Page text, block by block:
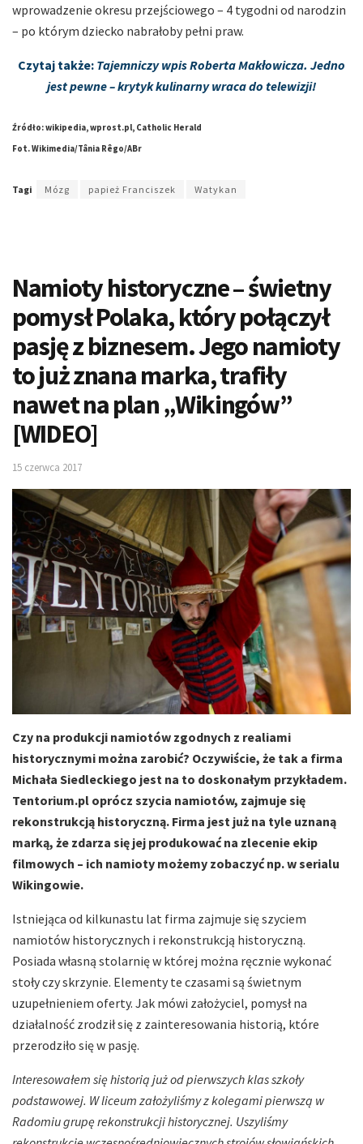
wprowadzenie okresu przejściowego – 4 tygodni od narodzin
– po którym dziecko nabrałoby pełni praw.
Czytaj także: Tajemniczy wpis Roberta Makłowicza. Jedno
jest pewne – krytyk kulinarny wraca do telewizji!
Źródło: wikipedia, wprost.pl, Catholic Herald
Fot. Wikimedia/Tânia Rêgo/ABr
Tagi Mózg papież Franciszek Watykan
Namioty historyczne – świetny
pomysł Polaka, który połączył
pasję z biznesem. Jego namioty
to już znana marka, trafiły
nawet na plan „Wikingów”
[WIDEO]
15 czerwca 2017
Czy na produkcji namiotów zgodnych z realiami
historycznymi można zarobić? Oczywiście, że tak a firma
Michała Siedleckiego jest na to doskonałym przykładem.
Tentorium.pl oprócz szycia namiotów, zajmuje się
rekonstrukcją historyczną. Firma jest już na tyle uznaną
marką, że zdarza się jej produkować na zlecenie ekip
filmowych – ich namioty możemy zobaczyć np. w serialu
Wikingowie.
Istniejąca od kilkunastu lat firma zajmuje się szyciem
namiotów historycznych i rekonstrukcją historyczną.
Posiada własną stolarnię w której można ręcznie wykonać
stoły czy skrzynie. Elementy te czasami są świetnym
uzupełnieniem oferty. Jak mówi założyciel, pomysł na
działalność zrodził się z zainteresowania historią, które
przerodziło się w pasję.
Interesowałem się historią już od pierwszych klas szkoły
podstawowej. W liceum założyliśmy z kolegami pierwszą w
Radomiu grupę rekonstrukcji historycznej. Uszyliśmy